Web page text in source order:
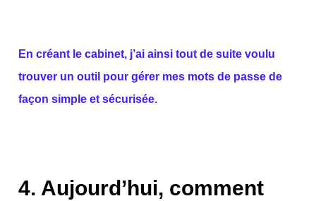
En créant le cabinet, j’ai ainsi tout de suite voulu
trouver un outil pour gérer mes mots de passe de
façon simple et sécurisée.
4. Aujourd’hui, comment